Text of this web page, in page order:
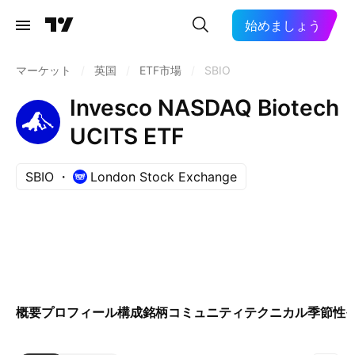
始めましょう
マーケット 英国 ETF市場 SBIO
Invesco NASDAQ Biotech
UCITS ETF
SBIO London Stock Exchange
概要プロフィール構成銘柄コミュニティテクニカル季節性